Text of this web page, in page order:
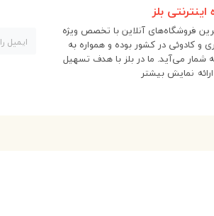
بلز
فروشگاه‌های آنلاین با تخصص ویژه
و کادوئی در کشور بوده و همواره به
شمار می‌آید. ما در بلز با هدف تسهیل
نمایش بیشتر